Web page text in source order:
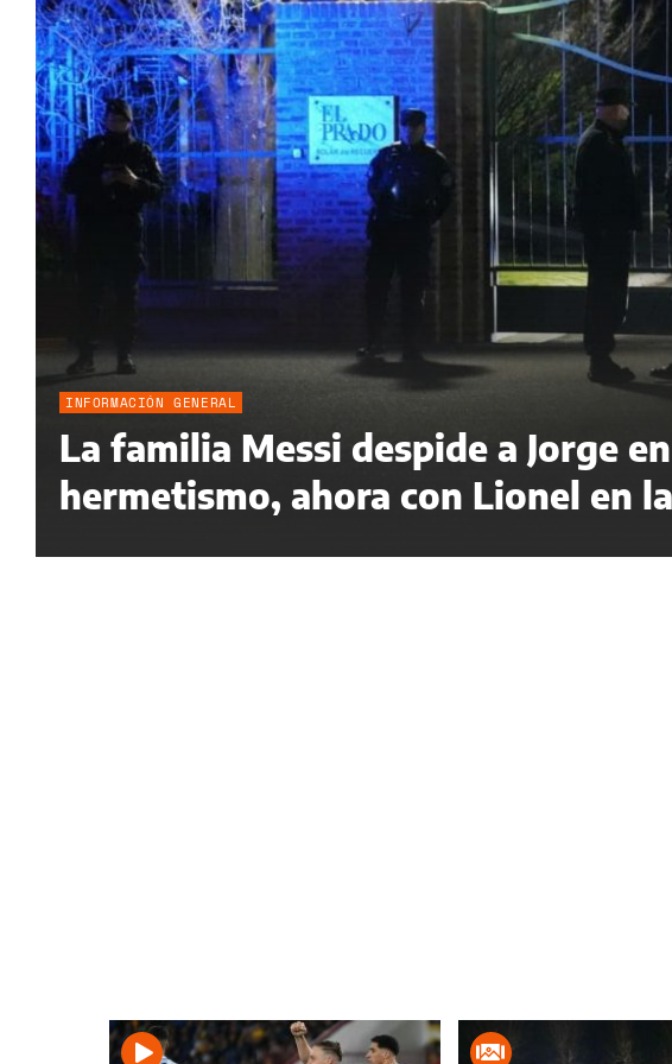
INFORMACIÓN GENERAL
La familia Messi despide a Jorge
hermetismo, ahora con Lionel en